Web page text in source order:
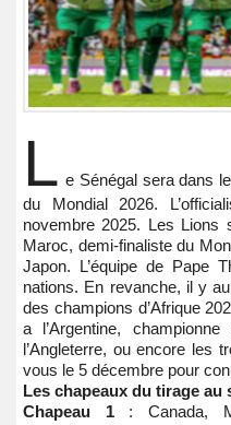
L e Sénégal sera dans
du Mondial 2026.
novembre 2025. Les
Maroc, demi-finaliste du
Japon. L’équipe de Pape
nations. En revanche, il y
des champions d’Afrique
a l’Argentine,
l’Angleterre, ou encore les
vous le 5 décembre pour
Les chapeaux du tirage au
Chapeau 1: Canada,